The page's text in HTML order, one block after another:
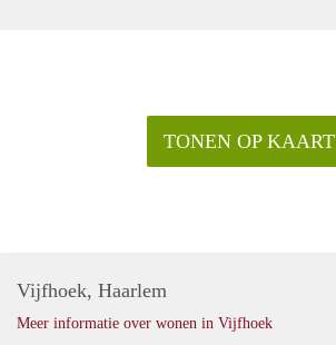
TONEN OP KAART
Vijfhoek, Haarlem
Meer informatie over wonen in Vijfhoek